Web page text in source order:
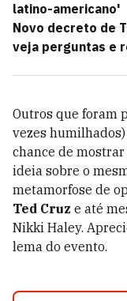
latino-americano'
Novo decreto de
veja perguntas e
Outros que foram
vezes
chance de
ideia sobre o
metamorfose de
Ted Cruz e até
Nikki Haley.
lema do evento.